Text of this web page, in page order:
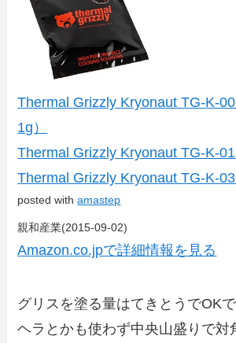
Thermal Grizzly Kryonaut TG-K-
1g）
Thermal Grizzly Kryonaut TG-K-
Thermal Grizzly Kryonaut TG-K-
posted withamastep
親和産業(2015-09-02)
Amazon.co.jpで詳細情報を見る
グリスを塗る量はてきとうでOK
ヘラとかも使わず中央山盛りで対